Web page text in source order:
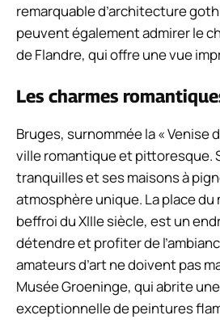
remarquable d’architecture
peuvent également admirer le
de Flandre, qui offre une vue
Les charmes
Bruges, surnommée la « Venise
ville romantique et pittoresque.
tranquilles et ses maisons à
atmosphère unique. La place du
beffroi du XIIIe siècle, est un
détendre et profiter de
amateurs d’art ne doivent pas
Musée Groeninge, qui abrite
exceptionnelle de peintures